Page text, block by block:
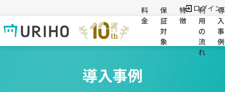
ログイン
料
金
保
証
対
象
特
徴
利
用
の
流
れ
導
入
事
例
導入事例